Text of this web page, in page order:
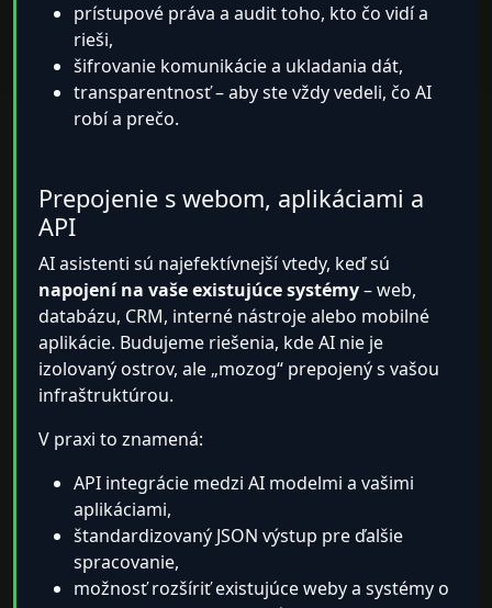
prístupové práva a audit toho, kto čo vidí a
rieši,
šifrovanie komunikácie a ukladania dát,
transparentnosť – aby ste vždy vedeli, čo AI
robí a prečo.
Prepojenie s webom, aplikáciami a
API
AI asistenti sú najefektívnejší vtedy, keď sú
napojení na vaše existujúce systémy– web,
databázu, CRM, interné nástroje alebo mobilné
aplikácie. Budujeme riešenia, kde AI nie je
izolovaný ostrov, ale „mozog“ prepojený s vašou
infraštruktúrou.
V praxi to znamená:
API integrácie medzi AI modelmi a vašimi
aplikáciami,
štandardizovaný JSON výstup pre ďalšie
spracovanie,
možnosť rozšíriť existujúce weby a systémy o